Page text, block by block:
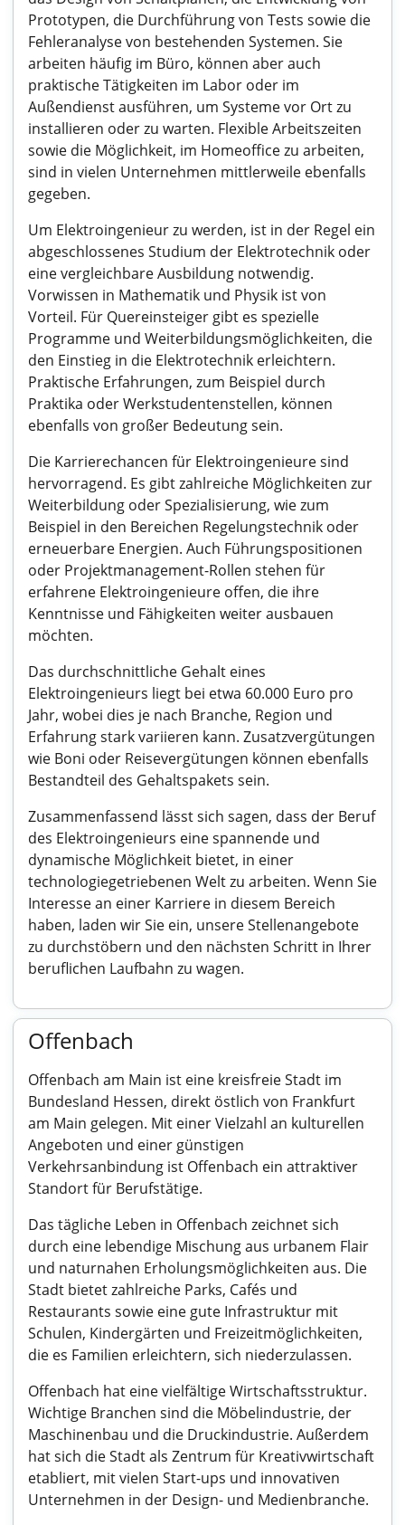
Prototypen, die Durchführung von Tests sowie die
Fehleranalyse von bestehenden Systemen. Sie
arbeiten häufig im Büro, können aber auch
praktische Tätigkeiten im Labor oder im
Außendienst ausführen, um Systeme vor Ort zu
installieren oder zu warten. Flexible Arbeitszeiten
sowie die Möglichkeit, im Homeoffice zu arbeiten,
sind in vielen Unternehmen mittlerweile ebenfalls
gegeben.
Um Elektroingenieur zu werden, ist in der Regel ein
abgeschlossenes Studium der Elektrotechnik oder
eine vergleichbare Ausbildung notwendig.
Vorwissen in Mathematik und Physik ist von
Vorteil. Für Quereinsteiger gibt es spezielle
Programme und Weiterbildungsmöglichkeiten, die
den Einstieg in die Elektrotechnik erleichtern.
Praktische Erfahrungen, zum Beispiel durch
Praktika oder Werkstudentenstellen, können
ebenfalls von großer Bedeutung sein.
Die Karrierechancen für Elektroingenieure sind
hervorragend. Es gibt zahlreiche Möglichkeiten zur
Weiterbildung oder Spezialisierung, wie zum
Beispiel in den Bereichen Regelungstechnik oder
erneuerbare Energien. Auch Führungspositionen
oder Projektmanagement-Rollen stehen für
erfahrene Elektroingenieure offen, die ihre
Kenntnisse und Fähigkeiten weiter ausbauen
möchten.
Das durchschnittliche Gehalt eines
Elektroingenieurs liegt bei etwa 60.000 Euro pro
Jahr, wobei dies je nach Branche, Region und
Erfahrung stark variieren kann. Zusatzvergütungen
wie Boni oder Reisevergütungen können ebenfalls
Bestandteil des Gehaltspakets sein.
Zusammenfassend lässt sich sagen, dass der Beruf
des Elektroingenieurs eine spannende und
dynamische Möglichkeit bietet, in einer
technologiegetriebenen Welt zu arbeiten. Wenn Sie
Interesse an einer Karriere in diesem Bereich
haben, laden wir Sie ein, unsere Stellenangebote
zu durchstöbern und den nächsten Schritt in Ihrer
beruflichen Laufbahn zu wagen.
Offenbach
Offenbach am Main ist eine kreisfreie Stadt im
Bundesland Hessen, direkt östlich von Frankfurt
am Main gelegen. Mit einer Vielzahl an kulturellen
Angeboten und einer günstigen
Verkehrsanbindung ist Offenbach ein attraktiver
Standort für Berufstätige.
Das tägliche Leben in Offenbach zeichnet sich
durch eine lebendige Mischung aus urbanem Flair
und naturnahen Erholungsmöglichkeiten aus. Die
Stadt bietet zahlreiche Parks, Cafés und
Restaurants sowie eine gute Infrastruktur mit
Schulen, Kindergärten und Freizeitmöglichkeiten,
die es Familien erleichtern, sich niederzulassen.
Offenbach hat eine vielfältige Wirtschaftsstruktur.
Wichtige Branchen sind die Möbelindustrie, der
Maschinenbau und die Druckindustrie. Außerdem
hat sich die Stadt als Zentrum für Kreativwirtschaft
etabliert, mit vielen Start-ups und innovativen
Unternehmen in der Design- und Medienbranche.